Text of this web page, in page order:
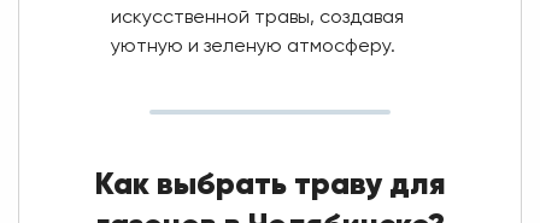
искусственной травы, создавая
уютную и зеленую атмосферу.
Как выбрать траву для